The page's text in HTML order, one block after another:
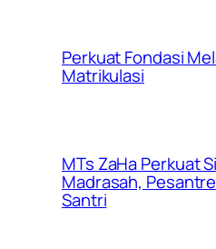
Perkuat Fondasi
Matrikulasi
MTs ZaHa Perkuat
Madrasah,
Santri